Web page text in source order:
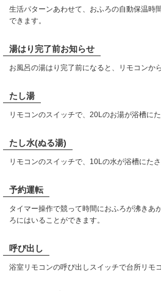
生活パターンあわせて、おふろの自動保温時
できます。
湯はり完了前お知らせ
お風呂の湯はり完了前になると、リモコンか
たし湯
リモコンのスイッチで、20Lのお湯が浴槽にた
たし水(ぬる湯)
リモコンのスイッチで、10Lの水が浴槽にた
予約運転
タイマー操作で競って時間におふろが沸きあ
ろにはいることができます。
呼び出し
浴室リモコンの呼び出しスイッチで台所リモ